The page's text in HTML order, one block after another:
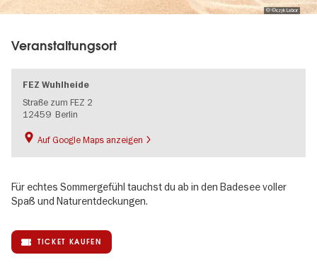
© ©czyk Labor
Veranstaltungsort
FEZ Wuhlheide
Straße zum FEZ 2
12459 Berlin
Auf Google Maps anzeigen
Für echtes Sommergefühl tauchst du ab in den Badesee voller
Spaß und Naturentdeckungen.
TICKET KAUFEN